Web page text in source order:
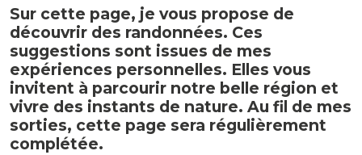
Sur cette page, je vous propose de
découvrir des randonnées. Ces
suggestions sont issues de mes
expériences personnelles. Elles vous
invitent à parcourir notre belle région et
vivre des instants de nature. Au fil de mes
sorties, cette page sera régulièrement
complétée.